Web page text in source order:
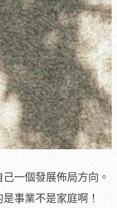
一個發展佈局方向。
事業不是家庭啊！